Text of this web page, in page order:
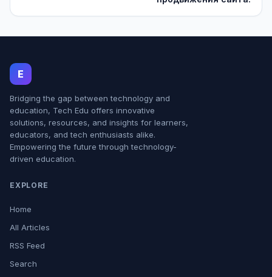
E
Bridging the gap between technology and
education, Tech Edu offers innovative
solutions, resources, and insights for learners,
educators, and tech enthusiasts alike.
Empowering the future through technology-
driven education.
EXPLORE
Home
All Articles
RSS Feed
Search